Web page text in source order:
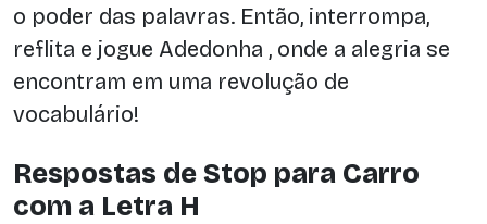
o poder das palavras. Então, interrompa,
reflita e jogue Adedonha , onde a alegria se
encontram em uma revolução de
vocabulário!
Respostas de Stop para Carro
com a Letra H